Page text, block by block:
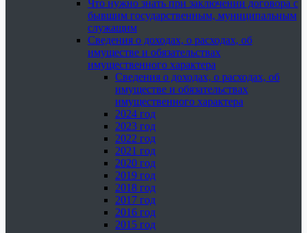
Что нужно знать при заключении договора с
бывшим государственным, муниципальным
служащим
Сведения о доходах, о расходах, об
имуществе и обязательствах
имущественного характера
Сведения о доходах, о расходах, об
имуществе и обязательствах
имущественного характера
2024 год
2023 год
2022 год
2021 год
2020 год
2019 год
2018 год
2017 год
2016 год
2015 год